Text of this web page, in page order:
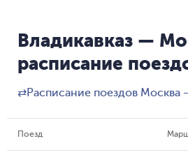
Владикавказ —
расписание
⇄Расписание поездов Москва
Поезд